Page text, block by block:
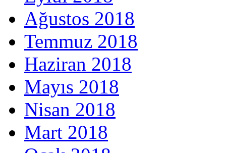
Ağustos 2018
Temmuz 2018
Haziran 2018
Mayıs 2018
Nisan 2018
Mart 2018